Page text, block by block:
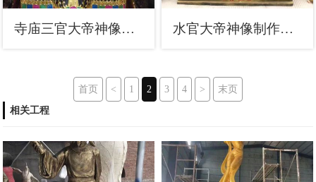
寺庙三官大帝神像生产，仿古佛像，家用三官大帝神像厂 水官大帝神像制作，彩绘工艺，寺庙三官大帝神像厂家
首页 < 1 2 3 4 >
末页
相关工程